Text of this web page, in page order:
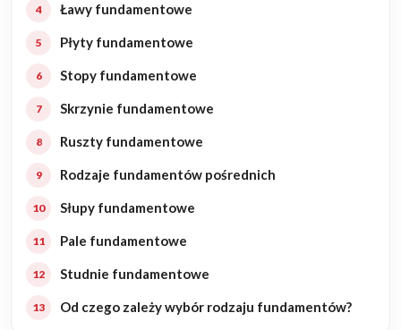
Filmy
BLOG
KONAKT
ZAPISZ SIĘ
Ławy fundamentowe
Płyty fundamentowe
Stopy fundamentowe
Skrzynie fundamentowe
Ruszty fundamentowe
Rodzaje fundamentów pośrednich
Słupy fundamentowe
Pale fundamentowe
Studnie fundamentowe
Od czego zależy wybór rodzaju fundamentów?